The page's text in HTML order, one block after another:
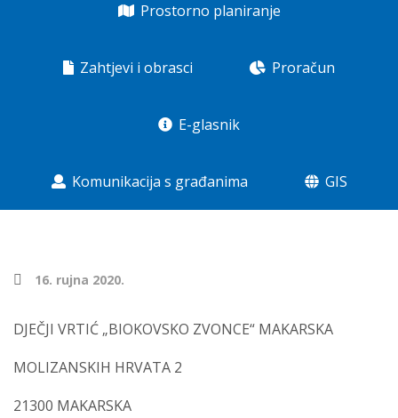
Prostorno planiranje
Zahtjevi i obrasci Proračun
E-glasnik
Komunikacija s građanima GIS
16. rujna 2020.
DJEČJI VRTIĆ „BIOKOVSKO ZVONCE“ MAKARSKA
MOLIZANSKIH HRVATA 2
21300 MAKARSKA